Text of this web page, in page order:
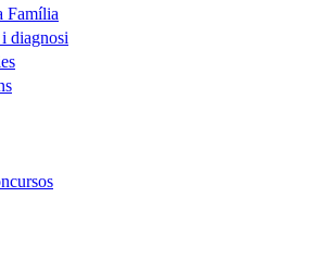
Família
diagnosi